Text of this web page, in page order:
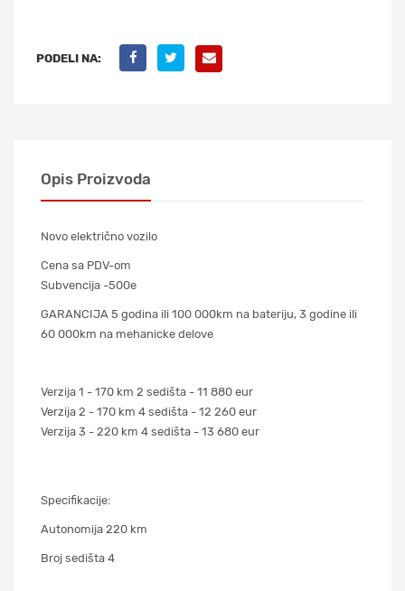
PODELI NA:
Opis Proizvoda
Novo električno vozilo
Cena sa PDV-om
Subvencija -500e
GARANCIJA 5 godina ili 100 000km na bateriju, 3 godine ili
60 000km na mehanicke delove
Verzija 1 - 170 km 2 sedišta - 11 880 eur
Verzija 2 - 170 km 4 sedišta - 12 260 eur
Verzija 3 - 220 km 4 sedišta - 13 680 eur
Specifikacije:
Autonomija 220 km
Broj sedišta 4